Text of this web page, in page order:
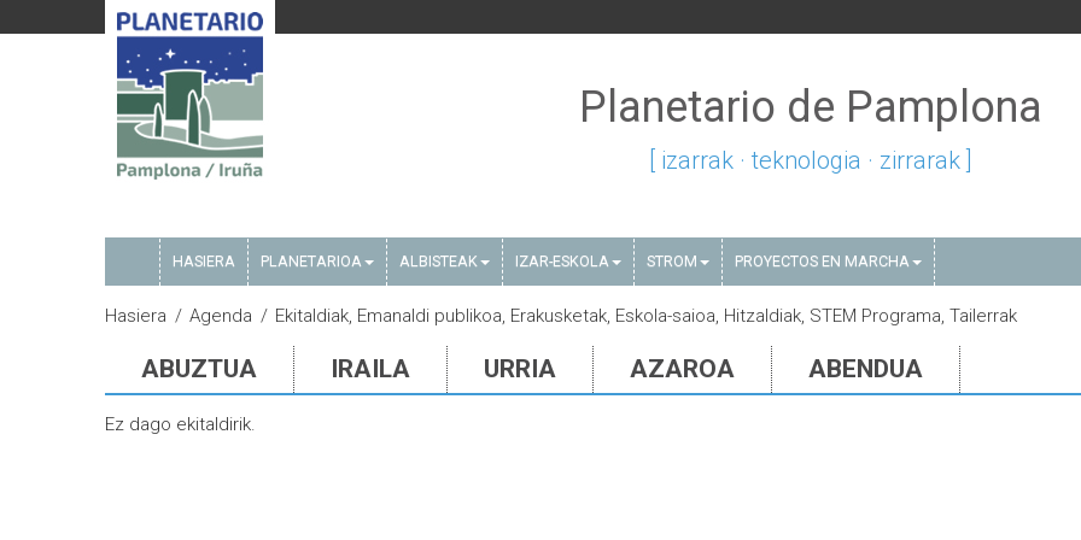
Planetario de Pamplona
[ izarrak · teknologia · zirrarak ]
HASIERA PLANETARIOA ALBISTEAK IZAR-ESKOLA STROM PROYECTOS EN MARCHA
Hasiera Agenda Ekitaldiak, Emanaldi publikoa, Erakusketak, Eskola-saioa, Hitzaldiak, STEM Programa, Tailerrak
ABUZTUA IRAILA URRIA AZAROA ABENDUA
Ez dago ekitaldirik.